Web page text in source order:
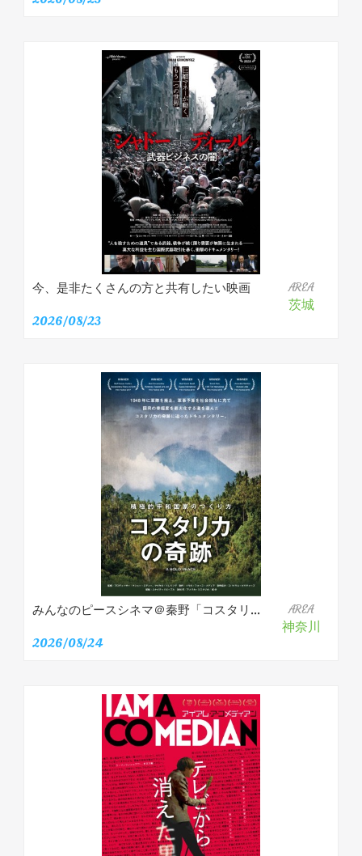
今、是非たくさんの方と共有したい映画 AREA
茨城
2026/08/23
みんなのピースシネマ＠秦野「コスタリ... AREA
神奈川
2026/08/24